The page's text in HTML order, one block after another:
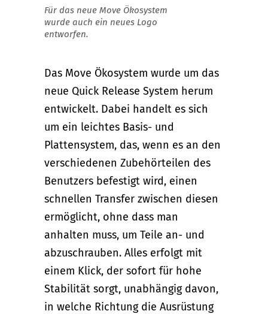
Für das neue Move Ökosystem
wurde auch ein neues Logo
entworfen.
Das Move Ökosystem wurde um das
neue Quick Release System herum
entwickelt. Dabei handelt es sich
um ein leichtes Basis- und
Plattensystem, das, wenn es an den
verschiedenen Zubehörteilen des
Benutzers befestigt wird, einen
schnellen Transfer zwischen diesen
ermöglicht, ohne dass man
anhalten muss, um Teile an- und
abzuschrauben. Alles erfolgt mit
einem Klick, der sofort für hohe
Stabilität sorgt, unabhängig davon,
in welche Richtung die Ausrüstung